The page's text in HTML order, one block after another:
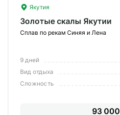
Якутия
Золотые скалы Якутии
Сплав по рекам Синяя и Лена
9 дней
Вид отдыха
Сложность
93